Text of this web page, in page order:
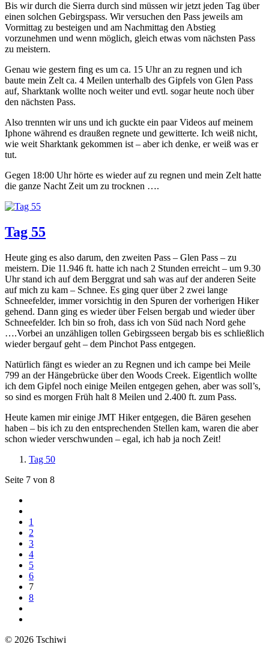
Bis wir durch die Sierra durch sind müssen wir jetzt jeden Tag über
einen solchen Gebirgspass. Wir versuchen den Pass jeweils am
Vormittag zu besteigen und am Nachmittag den Abstieg
vorzunehmen und wenn möglich, gleich etwas vom nächsten Pass
zu meistern.
Genau wie gestern fing es um ca. 15 Uhr an zu regnen und ich
baute mein Zelt ca. 4 Meilen unterhalb des Gipfels von Glen Pass
auf, Sharktank wollte noch weiter und evtl. sogar heute noch über
den nächsten Pass.
Also trennten wir uns und ich guckte ein paar Videos auf meinem
Iphone während es draußen regnete und gewitterte. Ich weiß nicht,
wie weit Sharktank gekommen ist – aber ich denke, er weiß was er
tut.
Gegen 18:00 Uhr hörte es wieder auf zu regnen und mein Zelt hatte
die ganze Nacht Zeit um zu trocknen ….
Tag 55
Heute ging es also darum, den zweiten Pass – Glen Pass – zu
meistern. Die 11.946 ft. hatte ich nach 2 Stunden erreicht – um 9.30
Uhr stand ich auf dem Berggrat und sah was auf der anderen Seite
auf mich zu kam – Schnee. Es ging quer über 2 zwei lange
Schneefelder, immer vorsichtig in den Spuren der vorherigen Hiker
gehend. Dann ging es wieder über Felsen bergab und wieder über
Schneefelder. Ich bin so froh, dass ich von Süd nach Nord gehe
….Vorbei an unzähligen tollen Gebirgsseen bergab bis es schließlich
wieder bergauf geht – dem Pinchot Pass entgegen.
Natürlich fängt es wieder an zu Regnen und ich campe bei Meile
799 an der Hängebrücke über den Woods Creek. Eigentlich wollte
ich dem Gipfel noch einige Meilen entgegen gehen, aber was soll’s,
so sind es morgen Früh halt 8 Meilen und 2.400 ft. zum Pass.
Heute kamen mir einige JMT Hiker entgegen, die Bären gesehen
haben – bis ich zu den entsprechenden Stellen kam, waren die aber
schon wieder verschwunden – egal, ich hab ja noch Zeit!
Tag 50
Seite 7 von 8
1
2
3
4
5
6
7
8
© 2026 Tschiwi